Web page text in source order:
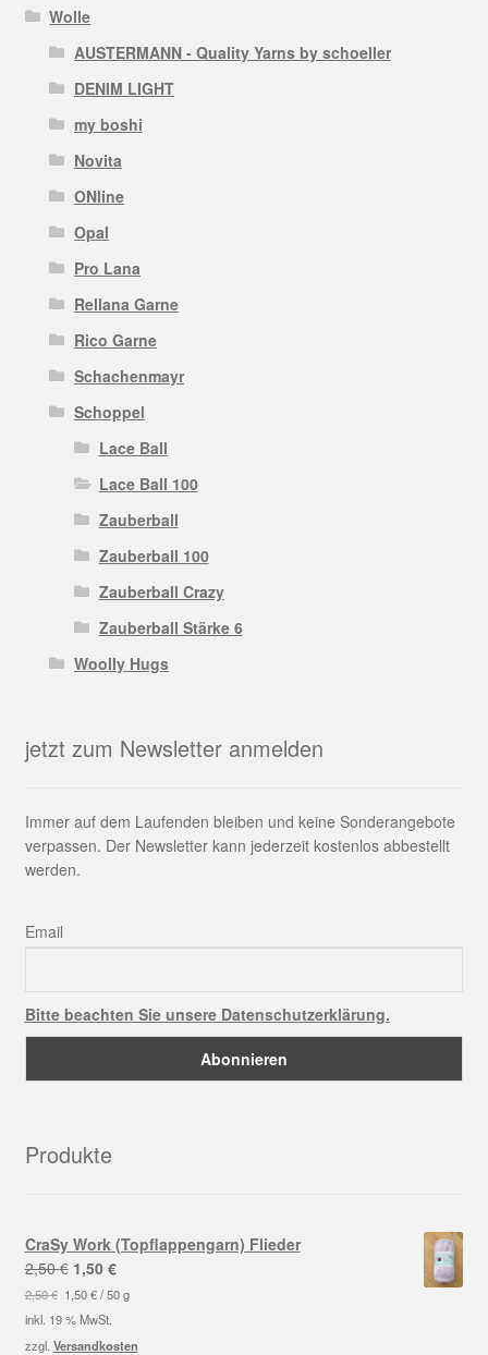
Wolle
AUSTERMANN - Quality Yarns by schoeller
DENIM LIGHT
my boshi
Novita
ONline
Opal
Pro Lana
Rellana Garne
Rico Garne
Schachenmayr
Schoppel
Lace Ball
Lace Ball 100
Zauberball
Zauberball 100
Zauberball Crazy
Zauberball Stärke 6
Woolly Hugs
jetzt zum Newsletter anmelden
Immer auf dem Laufenden bleiben und keine Sonderangebote
verpassen. Der Newsletter kann jederzeit kostenlos abbestellt
werden.
Email
Bitte beachten Sie unsere Datenschutzerklärung.
Produkte
CraSy Work (Topflappengarn) Flieder
2,50€ Ursprünglicher
Preis
war:
2,50 €
1,50 €Aktueller
Preis
1,50 €.
2,50€ 1,50€/50 g
inkl. 19 % MwSt.
zzgl. Versandkosten